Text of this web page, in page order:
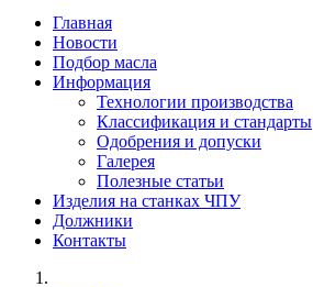
Главная
Новости
Подбор масла
Информация
Технологии производства
Классификация и стандарты
Одобрения и допуски
Галерея
Полезные статьи
Изделия на станках ЧПУ
Должники
Контакты